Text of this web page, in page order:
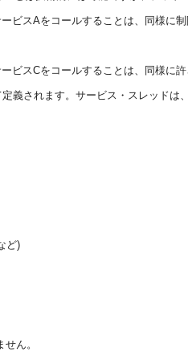
ビスAをコールすることは、同様に
ビスCをコールすることは、同様に
義されます。サービス・スレッドは
ど)
ん。